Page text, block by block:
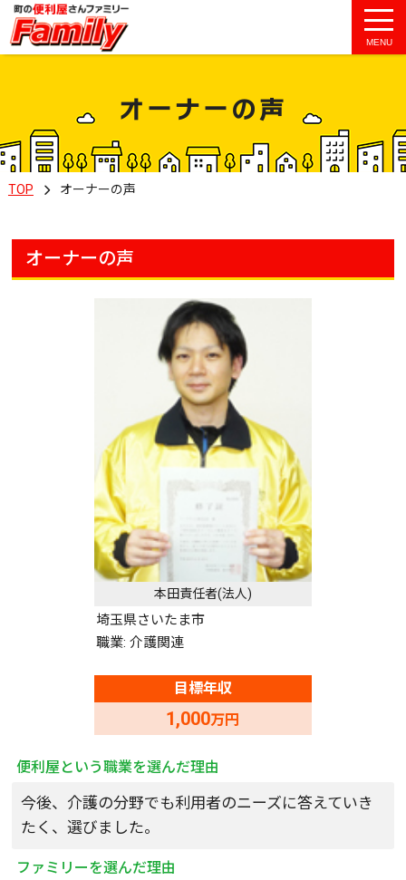
MENU
オーナーの声
TOP オーナーの声
オーナーの声
本田責任者(法人)
埼玉県さいたま市
職業: 介護関連
目標年収
1,000万円
便利屋という職業を選んだ理由
今後、介護の分野でも利用者のニーズに答えていき
たく、選びました。
ファミリーを選んだ理由